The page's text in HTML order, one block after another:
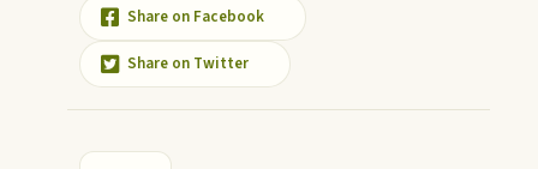
Share on Facebook
Share on Twitter